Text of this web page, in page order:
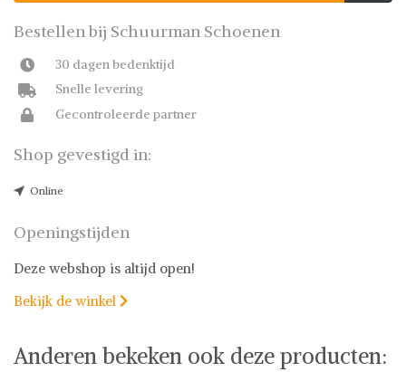
Bestellen bij Schuurman Schoenen
30 dagen bedenktijd
Snelle levering
Gecontroleerde partner
Shop gevestigd in:
Online
Openingstijden
Deze webshop is altijd open!
Bekijk de winkel 
Anderen bekeken ook deze producten: